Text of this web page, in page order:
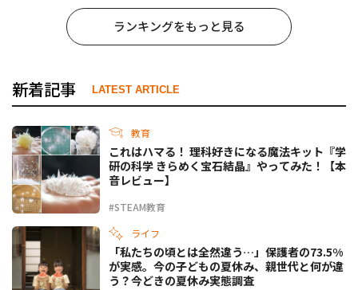
ランキングをもっと見る
新着記事 LATEST ARTICLE
教育
#STEAM教育
これはハマる！ 理科好きになる魔法キット『学
研の科学 きらめく宝石結晶』やってみた！【本
音レビュー】
ライフ
「私たちの頃とは全然違う…」保護者の73.5%
が実感。今の子どもの夏休み、親世代と何が違
う？今どきの夏休み実態調査